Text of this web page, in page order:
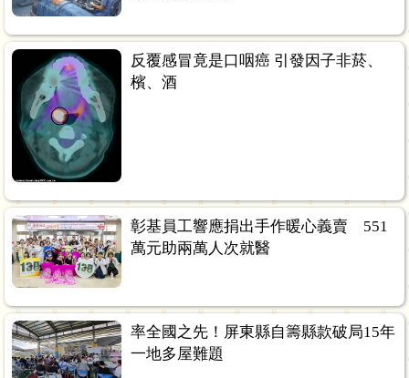
反覆感冒竟是口咽癌 引發因子非菸、
檳、酒
彰基員工響應捐出手作暖心義賣 551
萬元助兩萬人次就醫
率全國之先！屏東縣自籌縣款破局15年
一地多屋難題